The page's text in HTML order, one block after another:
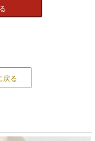
戻る